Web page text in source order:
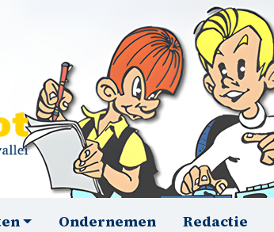
Ondernemen Redactie